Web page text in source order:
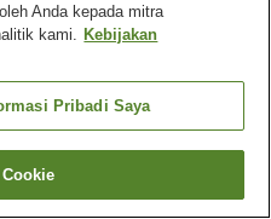
Pemandian udara terbuka
Gero
Anda kepada mitra
kami. Kebijakan
Pribadi Saya